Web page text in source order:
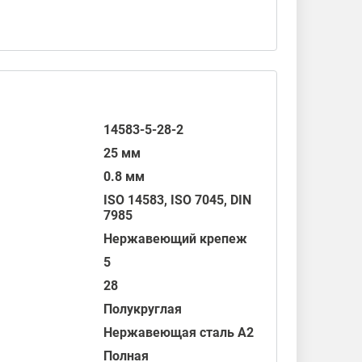
14583-5-28-2
25 мм
0.8 мм
ISO 14583, ISO 7045, DIN
7985
Нержавеющий крепеж
5
28
Полукруглая
Нержавеющая сталь А2
Полная